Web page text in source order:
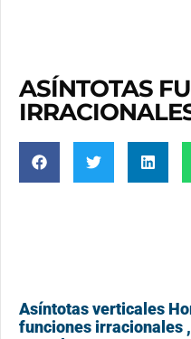
ASÍNTOTAS
Asíntotas verticales
funciones irracionales